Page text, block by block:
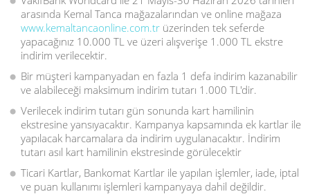
arasında Kemal Tanca mağazalarından ve online mağaza
www.kemaltancaonline.com.tr üzerinden tek seferde
yapacağınız 10.000 TL ve üzeri alışverişe 1.000 TL ekstre
indirim verilecektir.
Bir müşteri kampanyadan en fazla 1 defa indirim kazanabilir
ve alabileceği maksimum indirim tutarı 1.000 TL'dir.
Verilecek indirim tutarı gün sonunda kart hamilinin
ekstresine yansıyacaktır. Kampanya kapsamında ek kartlar ile
yapılacak harcamalara da indirim uygulanacaktır. İndirim
tutarı asıl kart hamilinin ekstresinde görülecektir
Ticari Kartlar, Bankomat Kartlar ile yapılan işlemler, iade, iptal
ve puan kullanımı işlemleri kampanyaya dahil değildir.